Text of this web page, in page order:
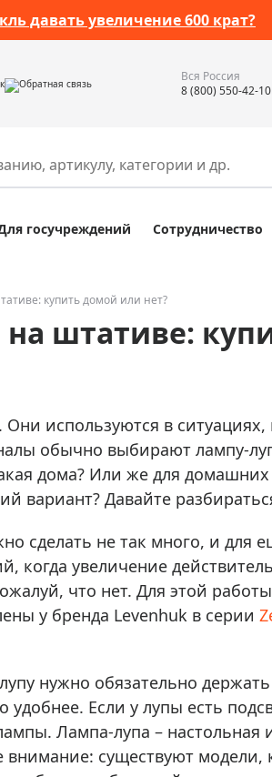
давать увеличение 600 крат?
Обратная связь
Вся Россия
8 (800) 550-42-10
Разное
Компасы
Наборы исследователя Bresser
Наборы для химических опытов
Лазерные дальномеры
Штативы
Сумки, кейсы, чехлы
Трихинеллоскопы
Карты, постеры, литература
Фонари
Экшн-камеры
Фотооборудование
Мерч
госучреждений Сотрудничество
купить домой или нет?
штативе:
используются в ситуациях,
обычно выбирают лампу-
дома? Или же для
вариант? Давайте
сделать не так много, и для
когда увеличение
что нет. Для этой
у бренда Levenhuk в серии
нужно обязательно
Если у лупы есть
Лампа-лупа – настольная
существуют модели,